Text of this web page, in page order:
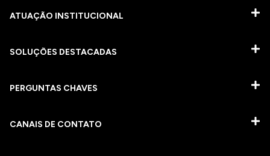
ATUAÇÃO INSTITUCIONAL
SOLUÇÕES DESTACADAS
PERGUNTAS CHAVES​
CANAIS DE CONTATO